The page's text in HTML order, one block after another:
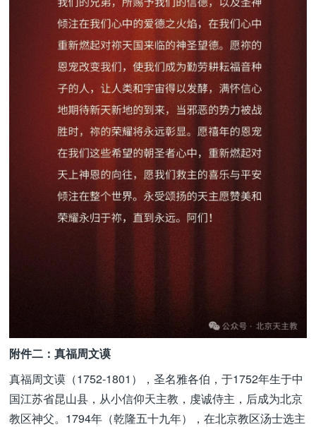
附件二：真福周文谟
真福周文谟（1752-1801），圣名雅各伯，于1752年生于中
国江苏省昆山县，从小信仰天主教，虔诚侍主，后成为北京
教区神父。1794年（乾隆五十九年），在北京教区汤士选主